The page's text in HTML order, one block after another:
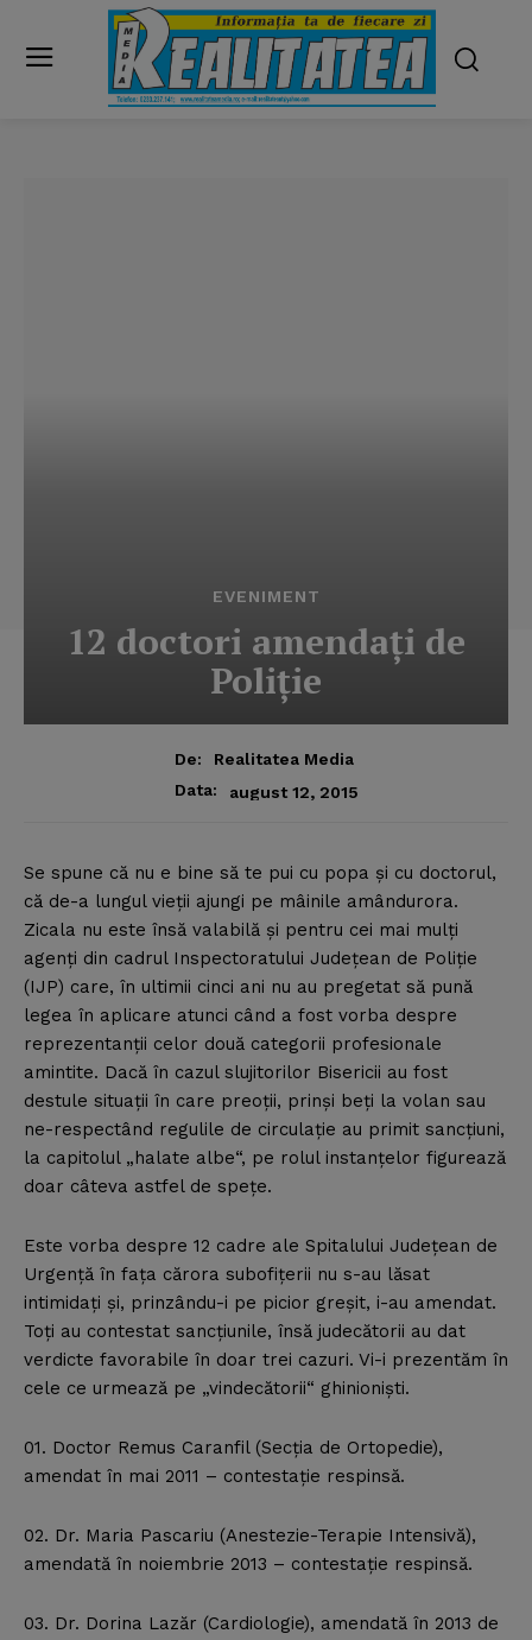
EVENIMENT
12 doctori amendaţi de
Poliţie
De:
Realitatea Media
Data:
august 12, 2015
Se spune că nu e bine să te pui cu popa şi cu doctorul,
că de-a lungul vieţii ajungi pe mâinile amândurora.
Zicala nu este însă valabilă şi pentru cei mai mulţi
agenţi din cadrul Inspectoratului Judeţean de Poliţie
(IJP) care, în ultimii cinci ani nu au pregetat să pună
legea în aplicare atunci când a fost vorba despre
reprezentanţii celor două categorii profesionale
amintite. Dacă în cazul slujitorilor Bisericii au fost
destule situaţii în care preoţii, prinşi beţi la volan sau
ne-respectând regulile de circulaţie au primit sancţiuni,
la capitolul „halate albe“, pe rolul instanţelor figurează
doar câteva astfel de speţe.
Este vorba despre 12 cadre ale Spitalului Judeţean de
Urgenţă în faţa cărora subofiţerii nu s-au lăsat
intimidaţi şi, prinzându-i pe picior greşit, i-au amendat.
Toţi au contestat sancţiunile, însă judecătorii au dat
verdicte favorabile în doar trei cazuri. Vi-i prezentăm în
cele ce urmează pe „vindecătorii“ ghinionişti.
01. Doctor Remus Caranfil (Secţia de Ortopedie),
amendat în mai 2011 – contestaţie respinsă.
02. Dr. Maria Pascariu (Anestezie-Terapie Intensivă),
amendată în noiembrie 2013 – contestaţie respinsă.
03. Dr. Dorina Lazăr (Cardiologie), amendată în 2013 de